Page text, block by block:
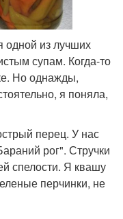
одной из лучших
супам. Когда-то
Но однажды,
я поняла,
перец. У нас
рог". Стручки
спелости. Я квашу
перчинки, не